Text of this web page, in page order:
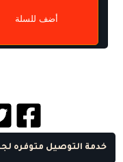
أضف للسلة
خدمة التوصيل متوفره